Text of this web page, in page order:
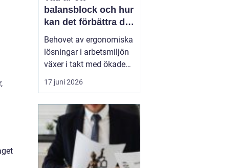
balansblock och hur
kan det förbättra din
industriella
arbetsmiljö?
Behovet av ergonomiska
lösningar i arbetsmiljön
växer i takt med ökade
krav på effektivitet och
produktivitet. En av de
effektiva produkterna
som kan hjälpa inom
detta område är ett
balans...
17 juni 2026